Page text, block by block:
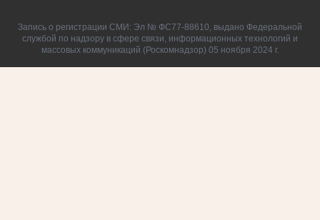
Запись о регистрации СМИ: Эл № ФС77-88610, выдано Федеральной
службой по надзору в сфере связи, информационных технологий и
массовых коммуникаций (Роскомнадзор) 05 ноября 2024 г.